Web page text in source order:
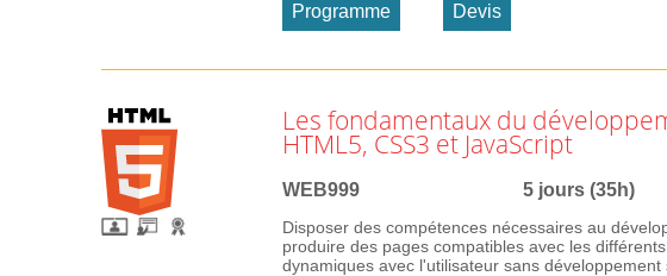
Programme Devis
Les fondamentaux du
HTML5, CSS3 et JavaScript
WEB999 5 jours (35h)
Disposer des compétences nécessaires au
produire des pages compatibles avec les
dynamiques avec l'utilisateur sans développement